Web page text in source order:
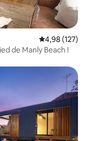
Évaluation
4,98 (127)
de Manly Beach !